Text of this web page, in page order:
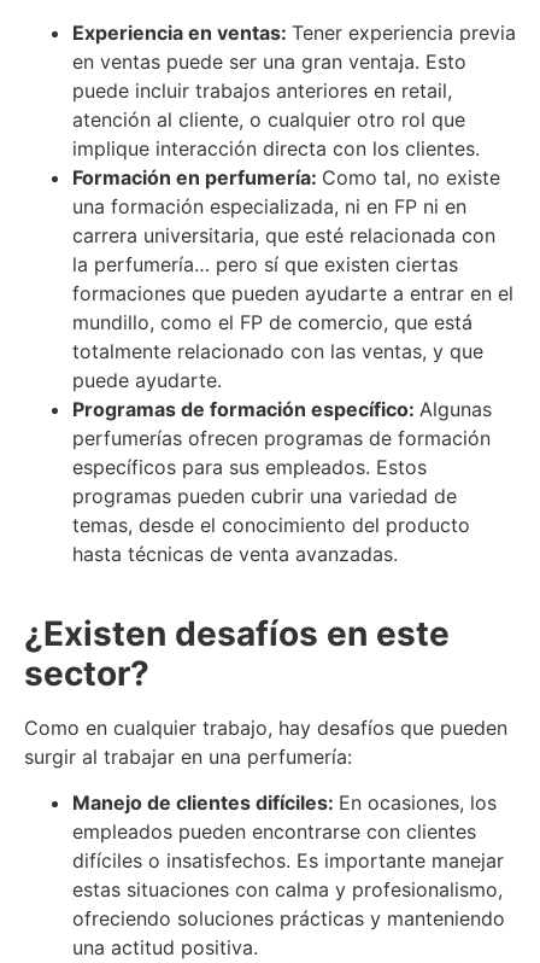
Experiencia en ventas: Tener experiencia previa
en ventas puede ser una gran ventaja. Esto
puede incluir trabajos anteriores en retail,
atención al cliente, o cualquier otro rol que
implique interacción directa con los clientes.
Formación en perfumería: Como tal, no existe
una formación especializada, ni en FP ni en
carrera universitaria, que esté relacionada con
la perfumería… pero sí que existen ciertas
formaciones que pueden ayudarte a entrar en el
mundillo, como el FP de comercio, que está
totalmente relacionado con las ventas, y que
puede ayudarte.
Programas de formación específico: Algunas
perfumerías ofrecen programas de formación
específicos para sus empleados. Estos
programas pueden cubrir una variedad de
temas, desde el conocimiento del producto
hasta técnicas de venta avanzadas.
¿Existen desafíos en este
sector?
Como en cualquier trabajo, hay desafíos que pueden
surgir al trabajar en una perfumería:
Manejo de clientes difíciles: En ocasiones, los
empleados pueden encontrarse con clientes
difíciles o insatisfechos. Es importante manejar
estas situaciones con calma y profesionalismo,
ofreciendo soluciones prácticas y manteniendo
una actitud positiva.